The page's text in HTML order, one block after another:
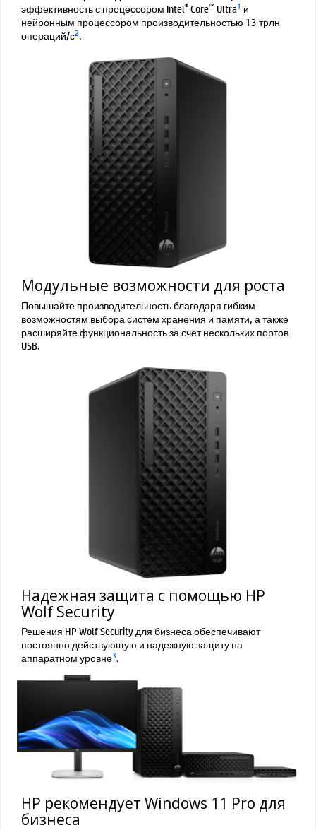
эффективность с процессором Intel®Core™ Ultra1 и
нейронным процессором производительностью 13 трлн
операций/с2.
Модульные возможности для роста
Повышайте производительность благодаря гибким
возможностям выбора систем хранения и памяти, а также
расширяйте функциональность за счет нескольких портов
USB.
Надежная защита с помощью HP
Wolf Security
Решения HP Wolf Security для бизнеса обеспечивают
постоянно действующую и надежную защиту на
аппаратном уровне3.
HP рекомендует Windows 11 Pro для
бизнеса